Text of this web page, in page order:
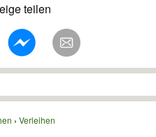
teilen
Verleihen